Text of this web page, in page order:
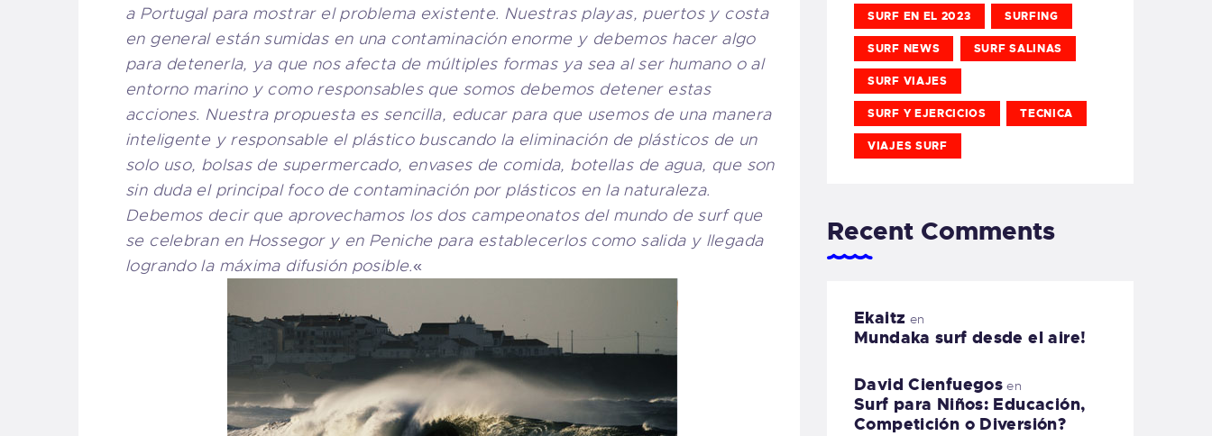
a Portugal para mostrar el problema existente. Nuestras playas, puertos y costa
en general están sumidas en una contaminación enorme y debemos hacer algo
para detenerla, ya que nos afecta de múltiples formas ya sea al ser humano o al
entorno marino y como responsables que somos debemos detener estas
acciones. Nuestra propuesta es sencilla, educar para que usemos de una manera
inteligente y responsable el plástico buscando la eliminación de plásticos de un
solo uso, bolsas de supermercado, envases de comida, botellas de agua, que son
sin duda el principal foco de contaminación por plásticos en la naturaleza.
Debemos decir que aprovechamos los dos campeonatos del mundo de surf que
se celebran en Hossegor y en Peniche para establecerlos como salida y llegada
logrando la máxima difusión posible.«
SURF EN EL 2023 SURFING
SURF NEWS SURF SALINAS
SURF VIAJES
SURF Y EJERCICIOS TECNICA
VIAJES SURF
Recent Comments
Ekaitz en
Mundaka surf desde el aire!
David Cienfuegos en
Surf para Niños: Educación,
Competición o Diversión?